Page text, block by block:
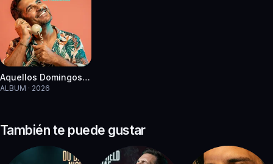
Aquellos Domingos Contigo
ALBUM · 2026
También te puede gustar